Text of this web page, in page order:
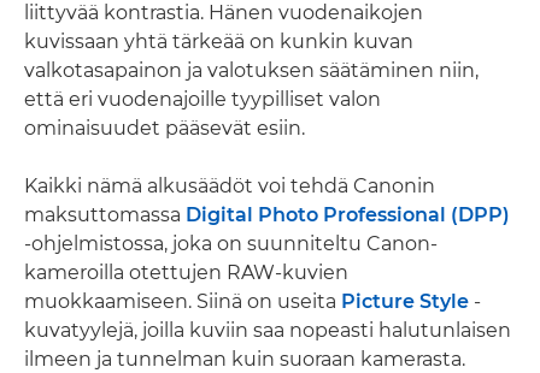
liittyvää kontrastia. Hänen vuodenaikojen
kuvissaan yhtä tärkeää on kunkin kuvan
valkotasapainon ja valotuksen säätäminen niin,
että eri vuodenajoille tyypilliset valon
ominaisuudet pääsevät esiin.
Kaikki nämä alkusäädöt voi tehdä Canonin
maksuttomassa Digital Photo Professional (DPP)
-ohjelmistossa, joka on suunniteltu Canon-
kameroilla otettujen RAW-kuvien
muokkaamiseen. Siinä on useita Picture Style -
kuvatyylejä, joilla kuviin saa nopeasti halutunlaisen
ilmeen ja tunnelman kuin suoraan kamerasta.